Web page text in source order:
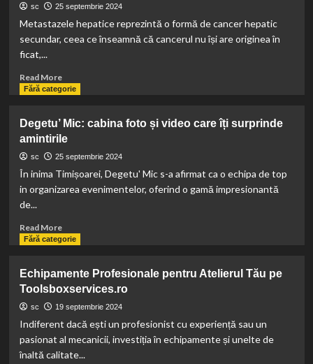
Otopeni
dezvoltarea
cognitivă
copilului
6
și
ani
cu
Toys
sc 25 septembrie 2024
Metastazele hepatice reprezintă o formă de cancer hepatic
secundar, ceea ce înseamnă că cancerul nu își are originea în
ficat,...
Read MoreRead
more
Hepatice:
Ce
Trebuie
Să
despre
Secundar
Fără categorie
Degetu’ Mic: cabina foto și video care îți surprinde
amintirile
sc 25 septembrie 2024
În inima Timișoarei, Degetu' Mic s-a afirmat ca o echipa de top
in organizarea evenimentelor, oferind o gamă impresionantă
de...
Read MoreRead
more
Mic:
cabina
foto
care
îți
Fără categorie
Echipamente Profesionale pentru Atelierul Tău pe
Toolsboxservices.ro
sc 19 septembrie 2024
Indiferent dacă ești un profesionist cu experiență sau un
pasionat al mecanicii, investiția în echipamente și unelte de
înaltă calitate...